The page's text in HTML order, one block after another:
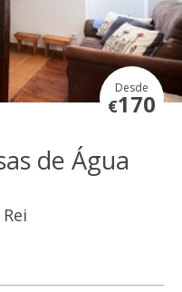
Desde
€170
de Água